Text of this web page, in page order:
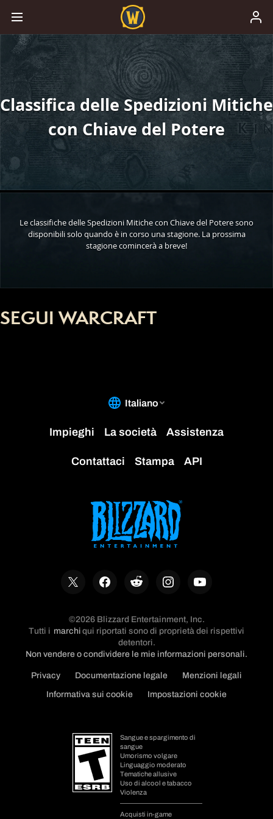
Classifica delle Spedizioni Mitiche
con Chiave del Potere
Le classifiche delle Spedizioni Mitiche con Chiave del Potere sono
disponibili solo quando è in corso una stagione. La prossima
stagione comincerà a breve!
SEGUI WARCRAFT